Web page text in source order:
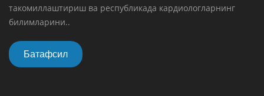
такомиллаштириш ва республикада кардиологларнинг
билимларини..
Батафсил